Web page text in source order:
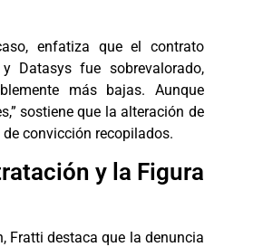
enfatiza que el contrato
Datasys fue sobrevalorado,
más bajas. Aunque
sostiene que la alteración de
convicción recopilados.
y la Figura
Fratti destaca que la denuncia